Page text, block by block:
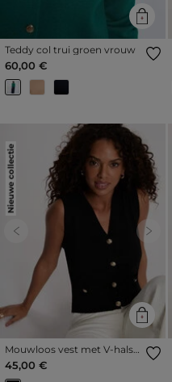
Teddy col trui groen vrouw
60,00 €
Nieuwe collectie
Previous Next
Mouwloos vest met V-hals
zwart vrouw
45,00 €